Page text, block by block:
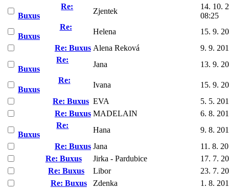
Re:
Buxus
Zjentek
14. 10.
08:25
Re:
Buxus
Helena
15. 9.
Re: Buxus Alena Reková
9. 9.
Re:
Buxus
Jana
13. 9.
Re:
Buxus
Ivana
15. 9.
Re: Buxus EVA
5. 5.
Re: Buxus MADELAIN
6. 8.
Re:
Buxus
Hana
9. 8.
Re: Buxus Jana
11. 8.
Re: Buxus
Jirka - Pardubice
17. 7.
Re: Buxus
Libor
23. 7.
Re: Buxus
Zdenka 1. 8.